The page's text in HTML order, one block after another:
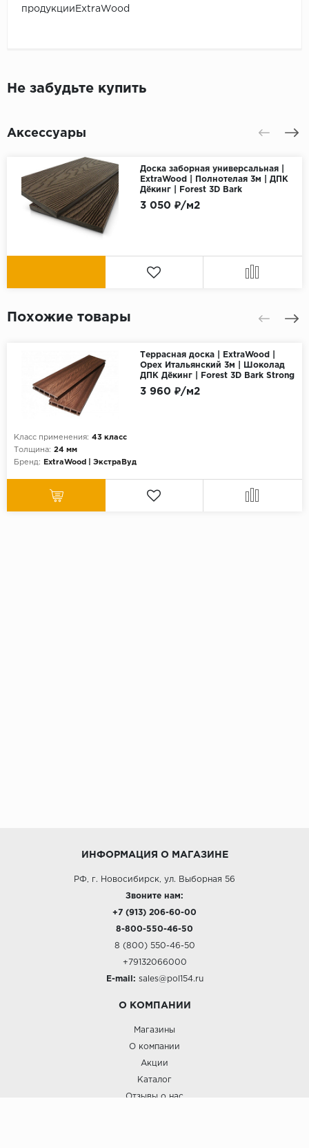
продукцииExtraWood
Не забудьте купить
Аксессуары
Доска заборная универсальная |
ExtraWood | Полнотелая 3м | ДПК
Дёкинг | Forest 3D Bark
3 050 ₽/м2
Похожие товары
Террасная доска | ExtraWood |
Орех Итальянский 3м | Шоколад
ДПК Дёкинг | Forest 3D Bark Strong
Класс применения: 43 класс
Толщина: 24 мм
Бренд:
ExtraWood | ЭкстраВуд
3 960 ₽/м2
ИНФОРМАЦИЯ О МАГАЗИНЕ
РФ, г. Новосибирск, ул. Выборная 56
Звоните нам:
+7 (913) 206-60-00
8-800-550-46-50
8 (800) 550-46-50
+79132066000
E-mail: sales@pol154.ru
О КОМПАНИИ
Магазины
О компании
Акции
Каталог
Отзывы о нас